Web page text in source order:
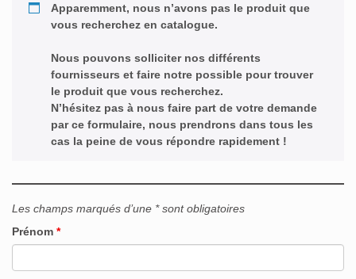
Apparemment, nous n’avons pas le produit que
vous recherchez en catalogue.
Nous pouvons solliciter nos différents
fournisseurs et faire notre possible pour trouver
le produit que vous recherchez.
N’hésitez pas à nous faire part de votre demande
par ce formulaire, nous prendrons dans tous les
cas la peine de vous répondre rapidement !
Les champs marqués d’une * sont obligatoires
Prénom *